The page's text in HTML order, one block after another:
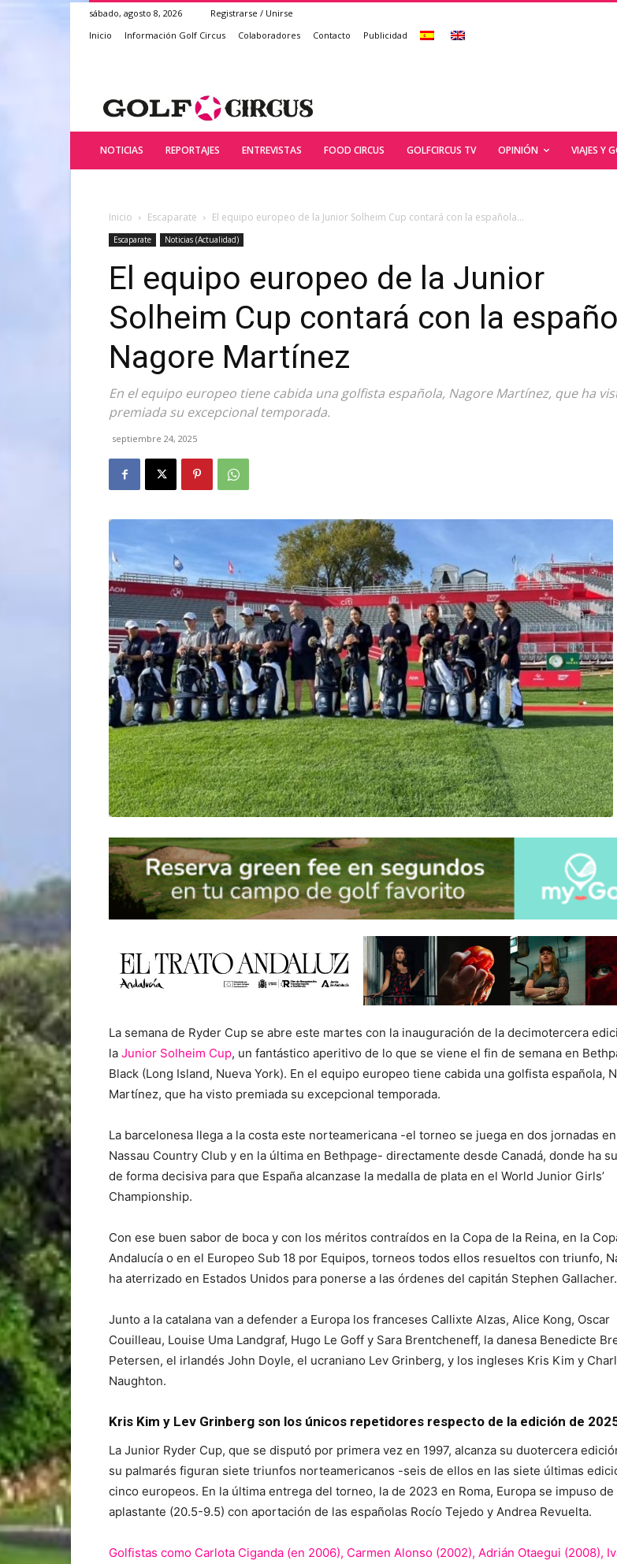
sábado, agosto 8, 2026
Registrarse / Unirse
Inicio
Información Golf Circus Colaboradores Contacto Publicidad
NOTICIAS REPORTAJES ENTREVISTAS FOOD CIRCUS GOLFCIRCUS TV OPINIÓN VIAJES Y
Inicio Escaparate El equipo europeo de la Junior Solheim Cup contará con la española...
Escaparate Noticias (Actualidad)
El equipo europeo de la Junior
Solheim Cup contará con la
Nagore Martínez
En el equipo europeo tiene cabida una golfista española, Nagore Martínez, que ha
premiada su excepcional temporada.
septiembre 24, 2025
La semana de Ryder Cup se abre este martes con la inauguración de la decimotercera
la Junior Solheim Cup, un fantástico aperitivo de lo que se viene el fin de semana en
Black (Long Island, Nueva York). En el equipo europeo tiene cabida una golfista española,
Martínez, que ha visto premiada su excepcional temporada.
La barcelonesa llega a la costa este norteamericana -el torneo se juega en dos jornadas en
Nassau Country Club y en la última en Bethpage- directamente desde Canadá, donde ha
de forma decisiva para que España alcanzase la medalla de plata en el World Junior Girls’
Championship.
Con ese buen sabor de boca y con los méritos contraídos en la Copa de la Reina, en la
Andalucía o en el Europeo Sub 18 por Equipos, torneos todos ellos resueltos con triunfo,
ha aterrizado en Estados Unidos para ponerse a las órdenes del capitán Stephen Gallacher.
Junto a la catalana van a defender a Europa los franceses Callixte Alzas, Alice Kong, Oscar
Couilleau, Louise Uma Landgraf, Hugo Le Goff y Sara Brentcheneff, la danesa Benedicte
Petersen, el irlandés John Doyle, el ucraniano Lev Grinberg, y los ingleses Kris Kim y
Naughton.
Kris Kim y Lev Grinberg son los únicos repetidores respecto de la edición de
La Junior Ryder Cup, que se disputó por primera vez en 1997, alcanza su duotercera
su palmarés figuran siete triunfos norteamericanos -seis de ellos en las siete últimas
cinco europeos. En la última entrega del torneo, la de 2023 en Roma, Europa se impuso
aplastante (20.5-9.5) con aportación de las españolas Rocío Tejedo y Andrea Revuelta.
Golfistas como Carlota Ciganda (en 2006), Carmen Alonso (2002), Adrián Otaegui (2008),